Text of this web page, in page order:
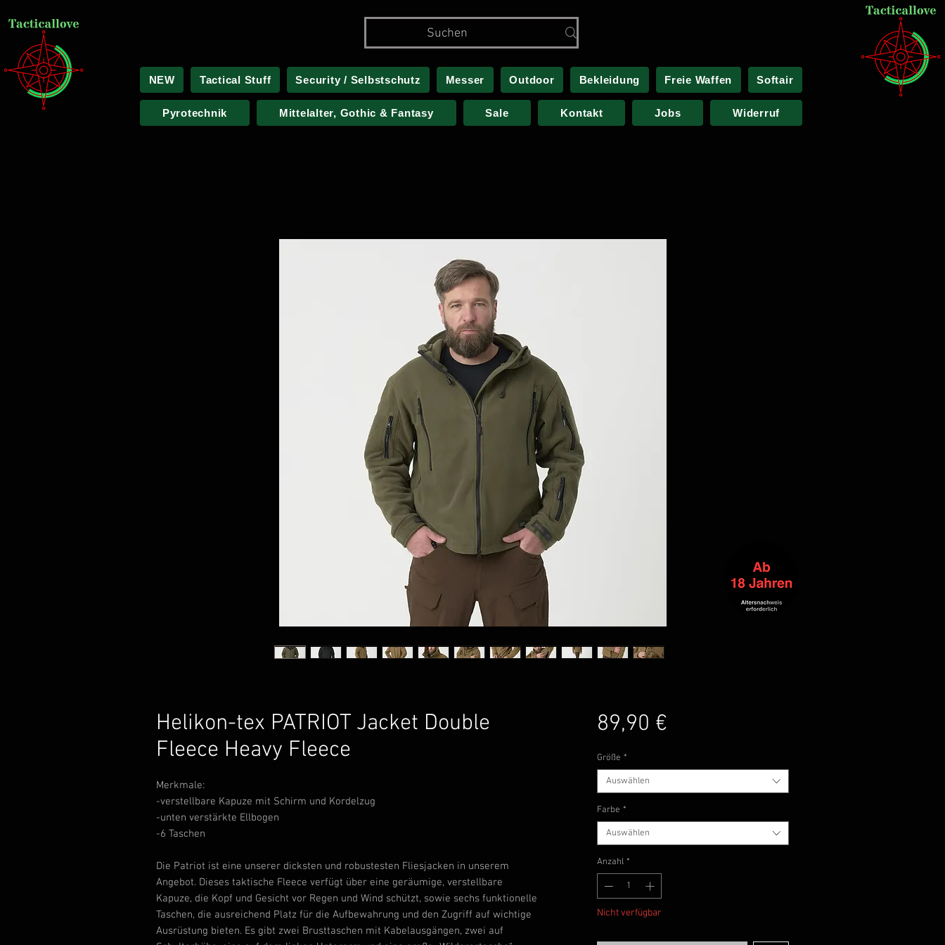
NEW Tactical Stuff Security / Selbstschutz Messer Outdoor Bekleidung Freie Waffen Softair
Pyrotechnik Mittelalter, Gothic & Fantasy Sale Kontakt Jobs Widerruf
Helikon-tex PATRIOT Jacket Double
Fleece Heavy Fleece
Merkmale:
-verstellbare Kapuze mit Schirm und Kordelzug
-unten verstärkte Ellbogen
-6 Taschen
Die Patriot ist eine unserer dicksten und robustesten Fliesjacken in unserem
Angebot. Dieses taktische Fleece verfügt über eine geräumige, verstellbare
Kapuze, die Kopf und Gesicht vor Regen und Wind schützt, sowie sechs funktionelle
Taschen, die ausreichend Platz für die Aufbewahrung und den Zugriff auf wichtige
Ausrüstung bieten. Es gibt zwei Brusttaschen mit Kabelausgängen, zwei auf
89,90 €Preis
Größe *
Auswählen
Farbe *
Auswählen
Anzahl *
Nicht verfügbar